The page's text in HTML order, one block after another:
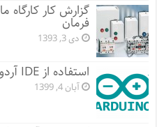
گزارش کار کارگاه
فرمان
دی 3, 1393
استفاده از IDE آردوینو
آبان 4, 1399